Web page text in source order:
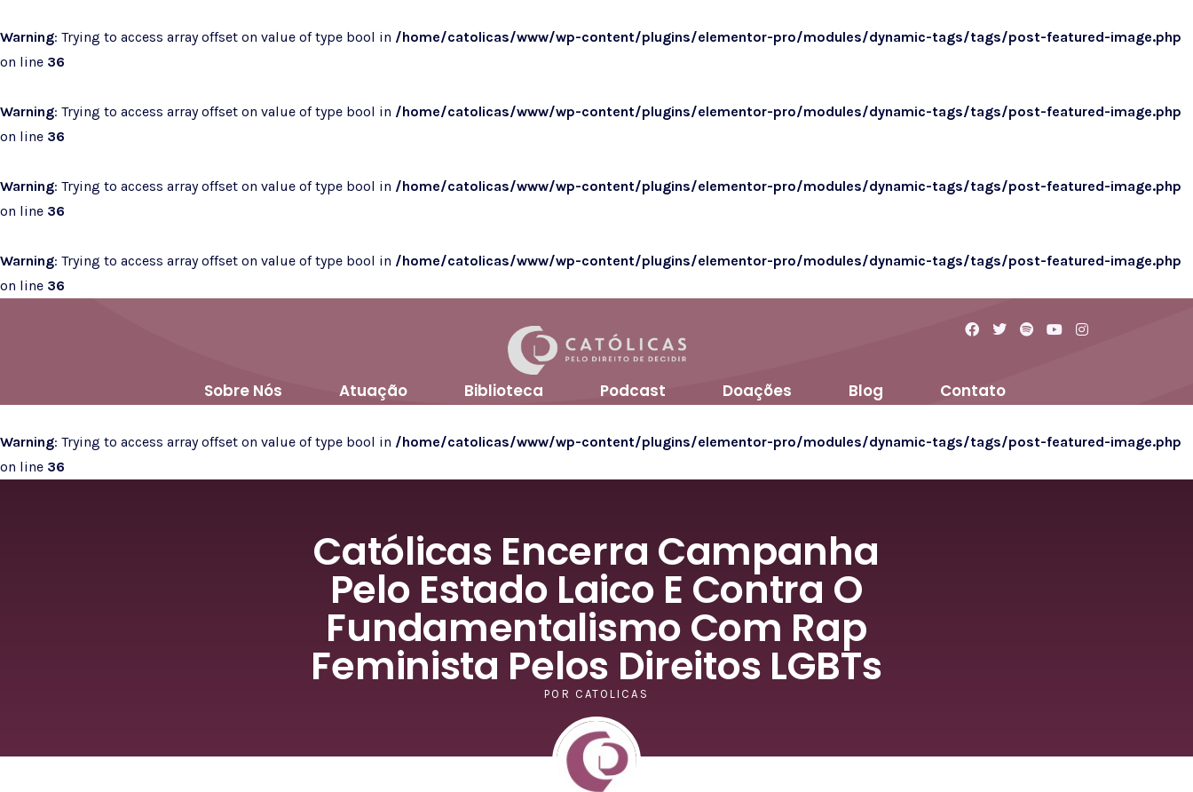
Warning: Trying to access array offset on value of type bool in /home/catolicas/www/wp-content/plugins/elementor-pro/modules/dynamic-tags/tags/post-featured-image.php
on line 36
Warning: Trying to access array offset on value of type bool in /home/catolicas/www/wp-content/plugins/elementor-pro/modules/dynamic-tags/tags/post-featured-image.php
on line 36
Warning: Trying to access array offset on value of type bool in /home/catolicas/www/wp-content/plugins/elementor-pro/modules/dynamic-tags/tags/post-featured-image.php
on line 36
Warning: Trying to access array offset on value of type bool in /home/catolicas/www/wp-content/plugins/elementor-pro/modules/dynamic-tags/tags/post-featured-image.php
on line 36
Sobre Nós Atuação Biblioteca Podcast Doações Blog Contato
Warning: Trying to access array offset on value of type bool in /home/catolicas/www/wp-content/plugins/elementor-pro/modules/dynamic-tags/tags/post-featured-image.php
on line 36
Católicas Encerra Campanha
Pelo Estado Laico E Contra O
Fundamentalismo Com Rap
Feminista Pelos Direitos LGBTs
POR CATOLICAS